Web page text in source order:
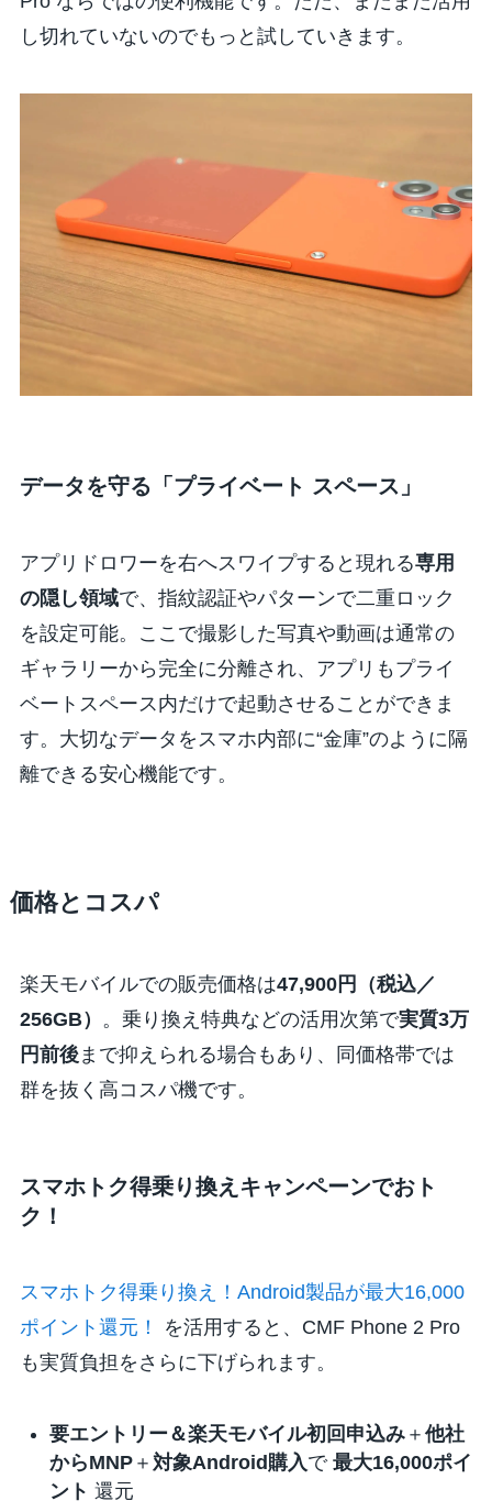
し切れていないのでもっと試していきます。
データを守る「プライベート スペース」
アプリドロワーを右へスワイプすると現れる専用
の隠し領域で、指紋認証やパターンで二重ロック
を設定可能。ここで撮影した写真や動画は通常の
ギャラリーから完全に分離され、アプリもプライ
ベートスペース内だけで起動させることができま
す。大切なデータをスマホ内部に“金庫”のように隔
離できる安心機能です。
価格とコスパ
楽天モバイルでの販売価格は47,900円（税込／
256GB）
。乗り換え特典などの活用次第で実質3万
円前後まで抑えられる場合もあり、同価格帯では
群を抜く高コスパ機です。
スマホトク得乗り換えキャンペーンでおト
ク！
スマホトク得乗り換え！Android製品が最大16,000
ポイント還元！
を活用すると、CMF Phone 2 Pro
も実質負担をさらに下げられます。
要エントリー＆楽天モバイル初回申込み＋ 他社
からMNP＋ 対象Android購入で 最大16,000ポイ
ント 還元